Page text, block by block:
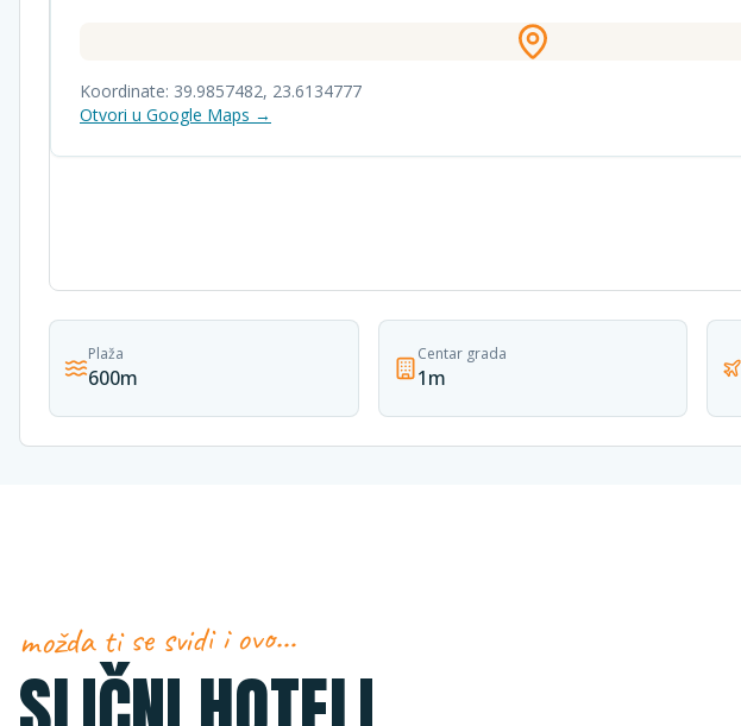
Koordinate: 39.9857482, 23.6134777
Otvori u Google Maps →
Plaža
600m
Centar grada
1m
možda ti se svidi i ovo…